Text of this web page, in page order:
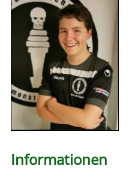
Informationen